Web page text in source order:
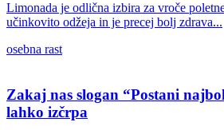
Limonada je odlična izbira za vroče
učinkovito odžeja in je precej bolj zdrava...
osebna rast
Zakaj nas slogan “Postani
lahko izčrpa